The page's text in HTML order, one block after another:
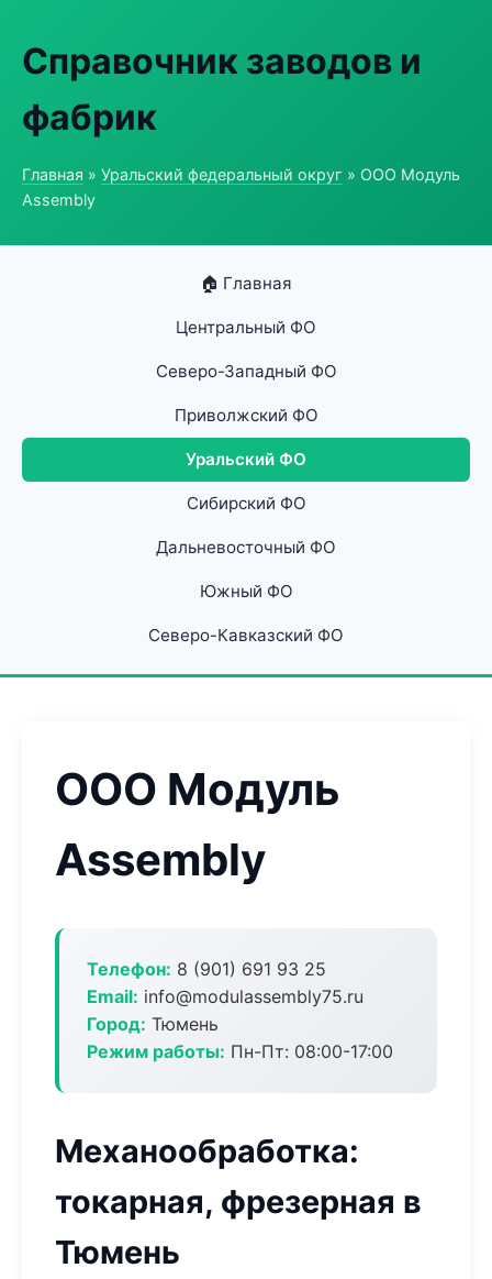
Справочник заводов и
фабрик
Главная » Уральский федеральный округ » ООО Модуль
Assembly
🏠 Главная
Центральный ФО
Северо-Западный ФО
Приволжский ФО
Уральский ФО
Сибирский ФО
Дальневосточный ФО
Южный ФО
Северо-Кавказский ФО
ООО Модуль
Assembly
Телефон: 8 (901) 691 93 25
Email: info@modulassembly75.ru
Город: Тюмень
Режим работы: Пн-Пт: 08:00-17:00
Механообработка:
токарная, фрезерная в
Тюмень